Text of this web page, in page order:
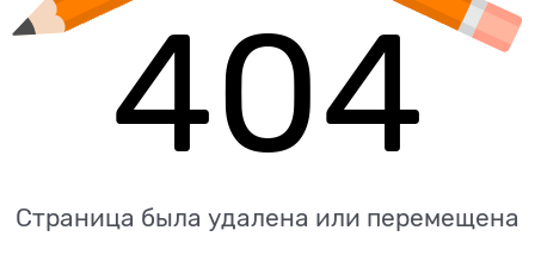
404
Страница была удалена или перемещена